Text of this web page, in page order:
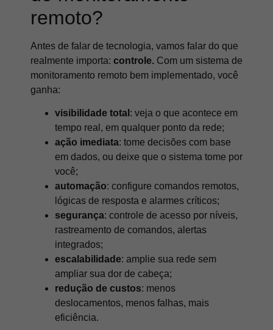
remoto?
Antes de falar de tecnologia, vamos falar do que
realmente importa: controle. Com um sistema de
monitoramento remoto bem implementado, você
ganha:
visibilidade total : veja o que acontece em
tempo real, em qualquer ponto da rede;
ação imediata: tome decisões com base
em dados, ou deixe que o sistema tome por
você;
automação: configure comandos remotos,
lógicas de resposta e alarmes críticos;
segurança: controle de acesso por níveis,
rastreamento de comandos, alertas
integrados;
escalabilidade: amplie sua rede sem
ampliar sua dor de cabeça;
redução de custos: menos
deslocamentos, menos falhas, mais
eficiência.